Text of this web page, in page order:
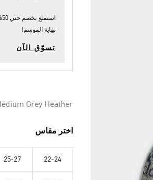
استمتع بخصم حتي 50% على منتجات مختارة ضمن
نهاية الموسم!
تسوّق الآن
Grey Heather
اختر مقاس
22-24
25-27